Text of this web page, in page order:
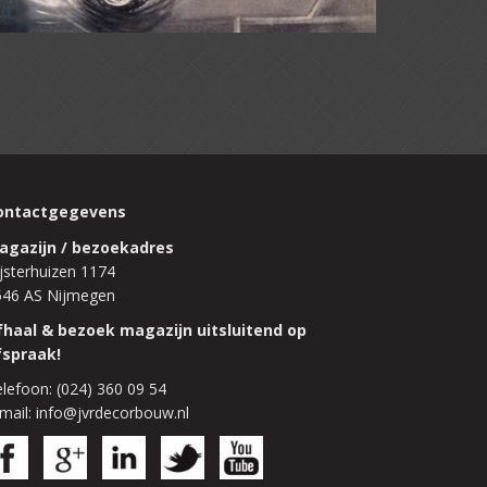
/ bezoekadres
1174
AS Nijmegen
& bezoek magazijn uitsluitend op
(024) 360 09 54
info@jvrdecorbouw.nl